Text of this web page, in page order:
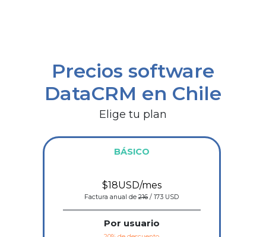
Precios software
DataCRM en Chile
Elige tu plan
BÁSICO
$18USD/mes
Factura anual de 216 / 173 USD
Por usuario